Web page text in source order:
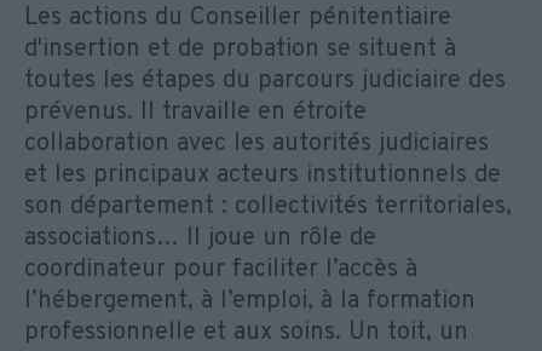
Les actions du Conseiller pénitentiaire
d'insertion et de probation se situent à
toutes les étapes du parcours judiciaire des
prévenus. Il travaille en étroite
collaboration avec les autorités judiciaires
et les principaux acteurs institutionnels de
son département : collectivités territoriales,
associations… Il joue un rôle de
coordinateur pour faciliter l’accès à
l’hébergement, à l’emploi, à la formation
professionnelle et aux soins. Un toit, un